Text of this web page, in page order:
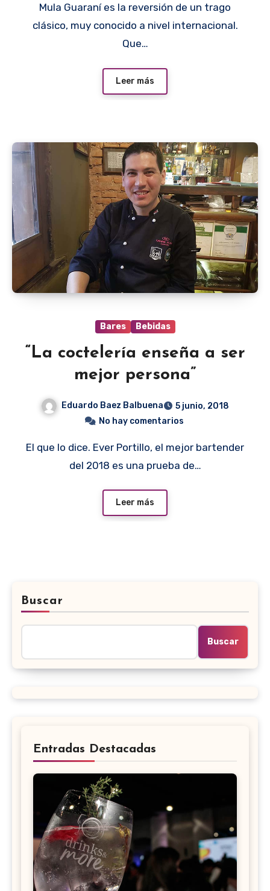
Mula Guaraní es la reversión de un trago
clásico, muy conocido a nivel internacional.
Que…
Leer más
Bares Bebidas
“La coctelería enseña a ser
mejor persona”
Eduardo Baez Balbuena
5 junio, 2018
No hay comentarios
El que lo dice. Ever Portillo, el mejor bartender
del 2018 es una prueba de…
Leer más
Buscar
Buscar
Entradas Destacadas